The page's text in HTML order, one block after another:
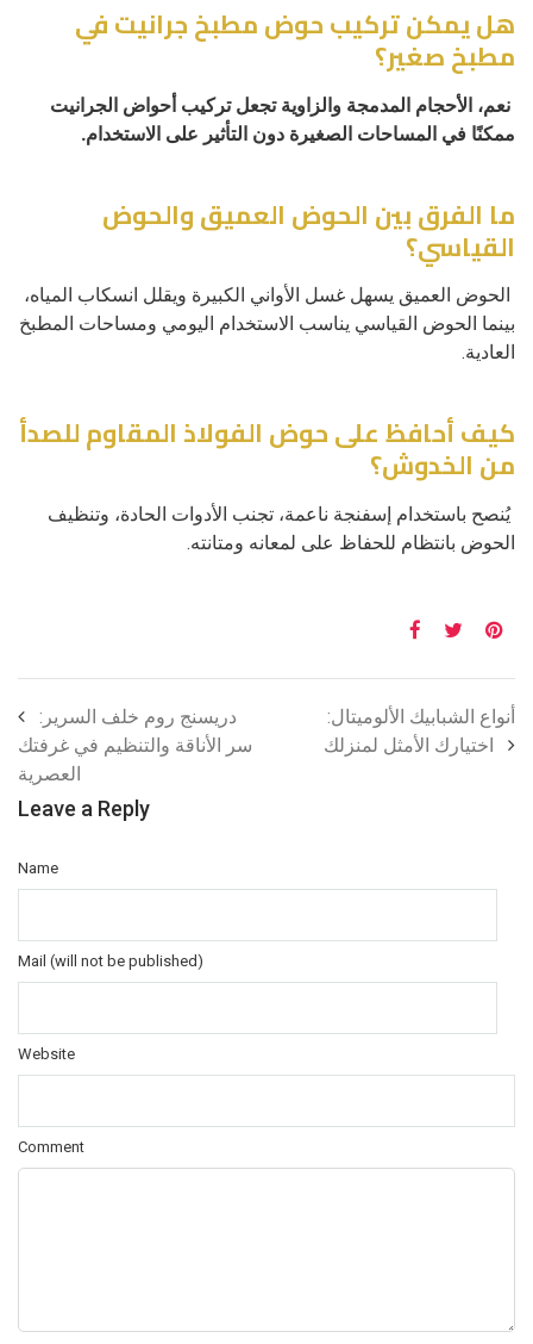
هل يمكن تركيب حوض مطبخ جرانيت في
مطبخ صغير؟
نعم، الأحجام المدمجة والزاوية تجعل تركيب أحواض الجرانيت
ممكنًا في المساحات الصغيرة دون التأثير على الاستخدام.
ما الفرق بين الحوض العميق والحوض
القياسي؟
الحوض العميق يسهل غسل الأواني الكبيرة ويقلل انسكاب المياه،
بينما الحوض القياسي يناسب الاستخدام اليومي ومساحات المطبخ
العادية.
كيف أحافظ على حوض الفولاذ المقاوم للصدأ
من الخدوش؟
يُنصح باستخدام إسفنجة ناعمة، تجنب الأدوات الحادة، وتنظيف
الحوض بانتظام للحفاظ على لمعانه ومتانته.
دريسنج روم خلف السرير:
سر الأناقة والتنظيم في غرفتك
العصرية
أنواع الشبابيك الألوميتال:
اختيارك الأمثل لمنزلك
Leave a Reply
Name
Mail (will not be published)
Website
Comment